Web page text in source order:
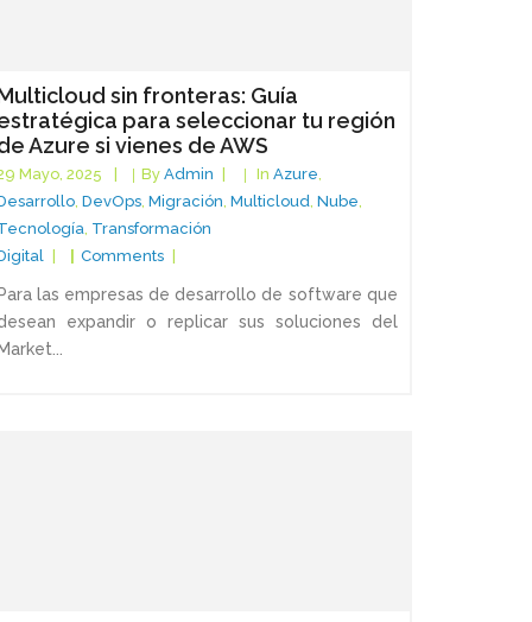
sin fronteras: Guía
para seleccionar tu región
Azure si vienes de AWS
Mayo, 2025 By Admin In Azure,
, DevOps, Migración, Multicloud, Nube,
, Transformación
Comments
las empresas de desarrollo de software que
expandir o replicar sus soluciones del